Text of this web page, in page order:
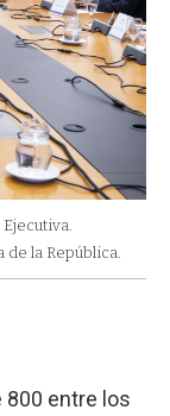
la República.
entre los